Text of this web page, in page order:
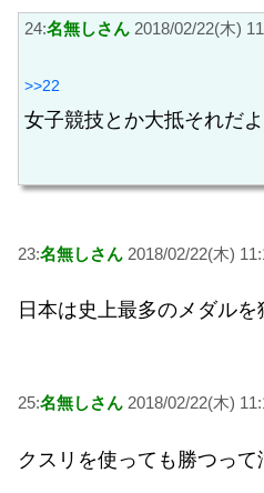
24:名無しさん 2018/02/22(木)
>>22
女子競技とか大抵それだ
23:名無しさん 2018/02/22(木)
日本は史上最多のメダルを
25:名無しさん 2018/02/22(木)
クスリを使っても勝つっ